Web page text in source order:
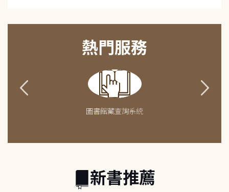
熱門服務
圖書館藏查詢系統
新書推薦